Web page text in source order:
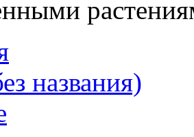
названия)